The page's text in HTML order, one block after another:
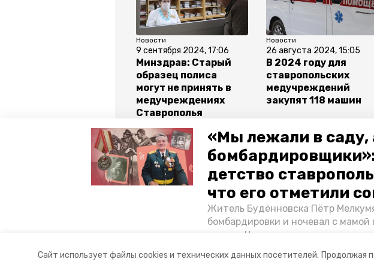
Сайт использует файлы cookies и технических данных посетителей. Продолжая
«Мы лежали в саду,
детство
что его отметили
Житель Будённовска Пётр
бомбардировки и ночевал с
их дом. Чем запомнились эти дни,
Отечественной».
Новости
9 сентября 2024, 17:06
Минздрав: Старый
образец полиса
могут не принять в
медучреждениях
Ставрополья
Новости
26 августа 2024, 15:05
В 2024 году для
ставропольских
медучреждений
закупят 118 машин
Все новости
ставропольский край владимир владимиров